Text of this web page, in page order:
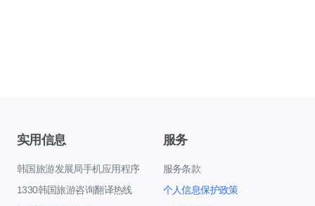
实用信息
韩国旅游发展局手机应用程序
1330韩国旅游咨询翻译热线
服务
服务条款
个人信息保护政策